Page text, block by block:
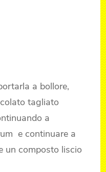
a bollore,
tagliato
a
e continuare a
un composto liscio